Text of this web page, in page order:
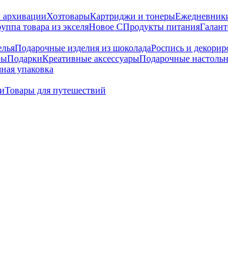
ХозтоварыКартриджи и тонеры
товара из экселяНовое СПродукты питания
Подарочные изделия из шоколадаРоспись и
ПодаркиКреативные аксессуарыПодарочные
упаковка
Товары для путешествий